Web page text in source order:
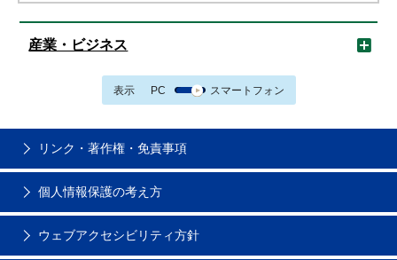
産業・ビジネス
表示 PC スマートフォン
リンク・著作権・免責事項
個人情報保護の考え方
ウェブアクセシビリティ方針